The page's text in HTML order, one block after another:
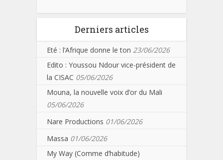
Derniers articles
Eté : l’Afrique donne le ton 23/06/2026
Edito : Youssou Ndour vice-président de
la CISAC 05/06/2026
Mouna, la nouvelle voix d’or du Mali
05/06/2026
Nare Productions 01/06/2026
Massa 01/06/2026
My Way (Comme d’habitude)